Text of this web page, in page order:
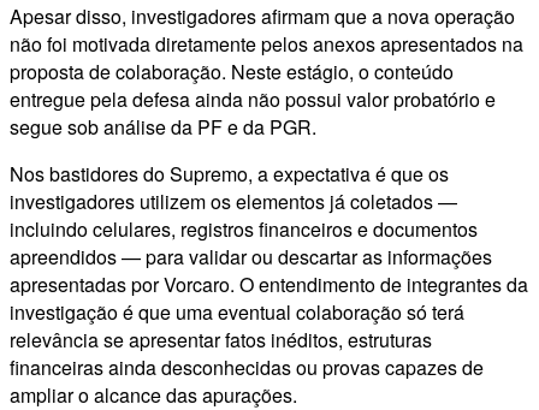
Apesar disso, investigadores afirmam que a nova operação
não foi motivada diretamente pelos anexos apresentados na
proposta de colaboração. Neste estágio, o conteúdo
entregue pela defesa ainda não possui valor probatório e
segue sob análise da PF e da PGR.
Nos bastidores do Supremo, a expectativa é que os
investigadores utilizem os elementos já coletados —
incluindo celulares, registros financeiros e documentos
apreendidos — para validar ou descartar as informações
apresentadas por Vorcaro. O entendimento de integrantes da
investigação é que uma eventual colaboração só terá
relevância se apresentar fatos inéditos, estruturas
financeiras ainda desconhecidas ou provas capazes de
ampliar o alcance das apurações.